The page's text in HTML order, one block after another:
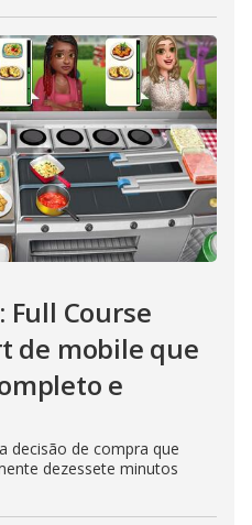
Full Course
de mobile que
e
decisão de compra que
dezessete minutos